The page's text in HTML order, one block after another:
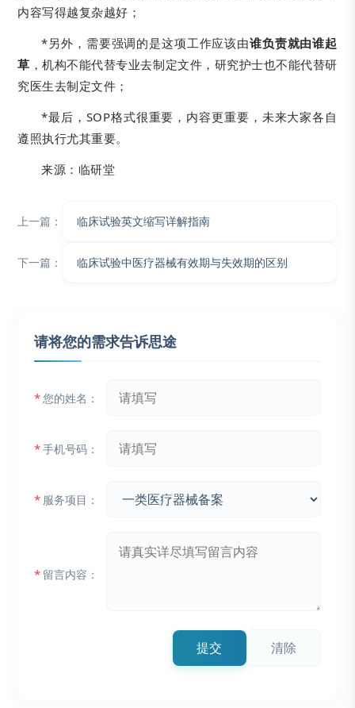
内容写得越复杂越好；
*另外，需要强调的是这项工作应该由谁负责就由谁起
草 ，机构不能代替专业去制定文件，研究护士也不能代替研
究医生去制定文件；
*最后，SOP格式很重要，内容更重要，未来大家各自
遵照执行尤其重要。
来源：临研堂
上一篇： 临床试验英文缩写详解指南
下一篇： 临床试验中医疗器械有效期与失效期的区别
请将您的需求告诉思途
*您的姓名：
*手机号码：
* 服务项目：
* 留言内容：
提交 清除